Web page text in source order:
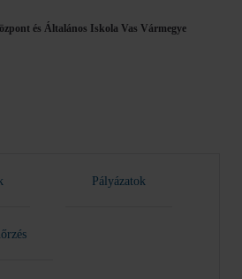
és Általános Iskola Vas Vármegye
Pályázatok